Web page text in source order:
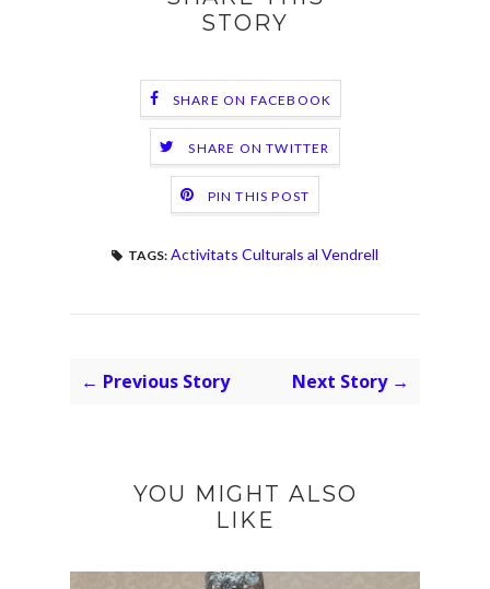
STORY
SHARE ON FACEBOOK
SHARE ON TWITTER
PIN THIS POST
TAGS: Activitats Culturals al Vendrell
← Previous Story Next Story →
YOU MIGHT ALSO
LIKE